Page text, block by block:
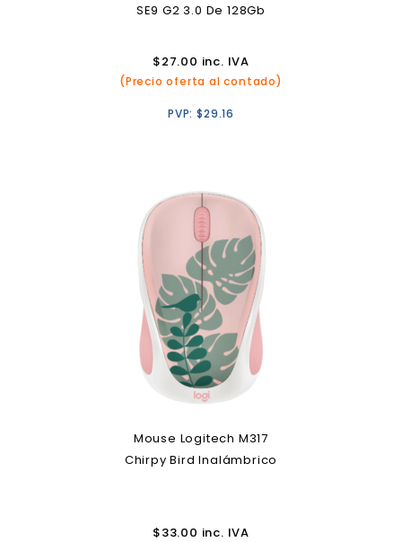
SE9 G2 3.0 De 128Gb
$27.00 inc. IVA
(Precio oferta al contado)
PVP:$29.16
Mouse Logitech M317
Chirpy Bird Inalámbrico
$33.00 inc. IVA